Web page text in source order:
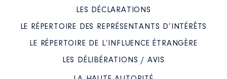
LES DÉCLARATIONS
LE RÉPERTOIRE DES REPRÉSENTANTS D’INTÉRÊTS
LE RÉPERTOIRE DE L’INFLUENCE ÉTRANGÈRE
LES DÉLIBÉRATIONS / AVIS